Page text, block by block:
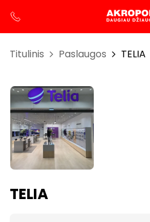
Titulinis Paslaugos TELIA
TELIA